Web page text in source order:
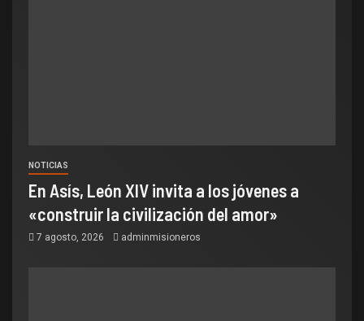
NOTICIAS
En Asís, León XIV invita a los jóvenes a
«construir la civilización del amor»
7 agosto, 2026 adminmisioneros